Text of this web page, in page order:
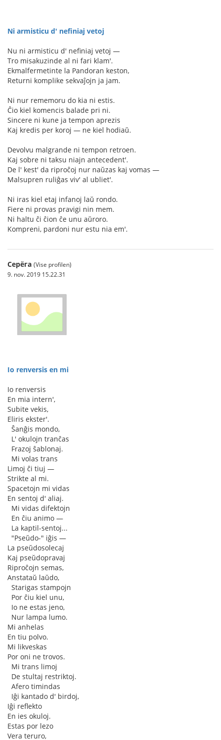
Ni armisticu d' nefiniaj vetoj
Nu ni armisticu d' nefiniaj vetoj —
Tro misakuzinde al ni fari klam'.
Ekmalfermetinte la Pandoran keston,
Returni komplike sekvaĵojn ja jam.
Ni nur rememoru do kia ni estis.
Ĉio kiel komencis balade pri ni.
Sincere ni kune ja tempon aprezis
Kaj kredis per koroj — ne kiel hodiaŭ.
Devolvu malgrande ni tempon retroen.
Kaj sobre ni taksu niajn antecedent'.
De l' kest' da riproĉoj nur naŭzas kaj vomas —
Malsupren ruliĝas viv' al ubliet'.
Ni iras kiel etaj infanoj laŭ rondo.
Fiere ni provas pravigi nin mem.
Ni haltu ĉi ĉion ĉe unu aŭroro.
Kompreni, pardoni nur estu nia em'.
Серёга (Vise profilen)
9. nov. 2019 15.22.31
Io renversis en mi
Io renversis
En mia intern',
Subite vekis,
Eliris ekster'.
Ŝanĝis mondo,
L' okulojn tranĉas
Frazoj ŝablonaj.
Mi volas trans
Limoj ĉi tiuj —
Strikte al mi.
Spacetojn mi vidas
En sentoj d' aliaj.
Mi vidas difektojn
En ĉiu animo —
La kaptil-sentoj...
"Pseŭdo-" iĝis —
La pseŭdosolecaj
Kaj pseŭdopravaj
Riproĉojn semas,
Anstataŭ laŭdo,
Starigas stampojn
Por ĉiu kiel unu,
Io ne estas jeno,
Nur lampa lumo.
Mi anhelas
En tiu polvo.
Mi likveskas
Por oni ne trovos.
Mi trans limoj
De stultaj restriktoj.
Afero timindas
Iĝi kantado d' birdoj,
Iĝi reflekto
En ies okuloj.
Estas por lezo
Vera teruro,